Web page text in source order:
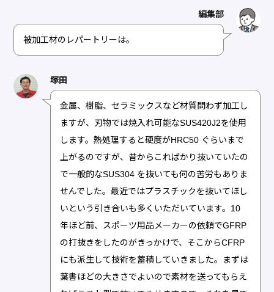
編集部
被加工材のレパートリーは。
塚田
金属、樹脂、セラミックスなど材質問わず加工し
ますが、刃物では焼入れ可能なSUS420J2を使用
します。熱処理すると硬度がHRC50 ぐらいまで
上がるのですが、昔からこればかり抜いていたの
で一般的なSUS304 を抜いても何の苦労もありま
せんでした。最近ではプラスチックを抜いてほし
いという引き合いも多くいただいています。10
年ほど前、スポーツ用品メーカーの依頼でGFRP
の打抜きをしたのがきっかけで、そこからCFRP
にも派生して技術を蓄積していきました。まずは
葉書ほどの大きさでよいので素材を送ってもらえ